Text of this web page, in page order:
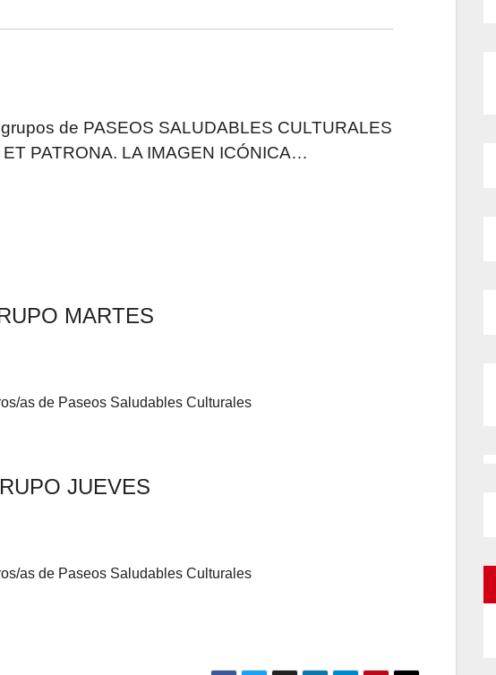
de PASEOS SALUDABLES CULTURALES
PATRONA. LA IMAGEN ICÓNICA…
MARTES
as de Paseos Saludables Culturales
JUEVES
as de Paseos Saludables Culturales